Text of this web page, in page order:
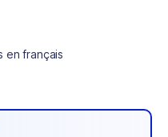
en français